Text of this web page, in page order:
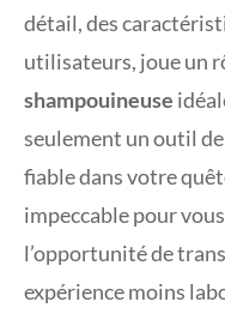
détail, des
utilisateurs, joue un
shampouineuse
seulement un outil
fiable dans votre
impeccable pour
l’opportunité de
expérience moins